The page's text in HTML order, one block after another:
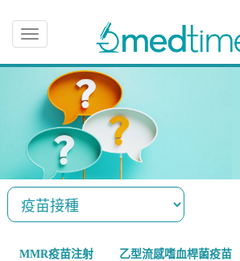
Toggle
navigation
MMR疫苗注射 乙型流感嗜血桿菌疫苗